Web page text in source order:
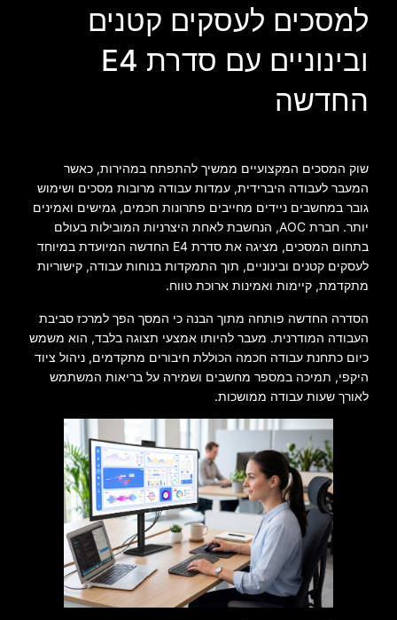
למסכים לעסקים קטנים
ובינוניים עם סדרת E4
החדשה
שוק המסכים המקצועיים ממשיך להתפתח במהירות, כאשר
המעבר לעבודה היברידית, עמדות עבודה מרובות מסכים ושימוש
גובר במחשבים ניידים מחייבים פתרונות חכמים, גמישים ואמינים
יותר. חברת AOC, הנחשבת לאחת היצרניות המובילות בעולם
בתחום המסכים, מציגה את סדרת E4 החדשה המיועדת במיוחד
לעסקים קטנים ובינוניים, תוך התמקדות בנוחות עבודה, קישוריות
מתקדמת, קיימות ואמינות ארוכת טווח.
הסדרה החדשה פותחה מתוך הבנה כי המסך הפך למרכז סביבת
העבודה המודרנית. מעבר להיותו אמצעי תצוגה בלבד, הוא משמש
כיום כתחנת עבודה חכמה הכוללת חיבורים מתקדמים, ניהול ציוד
היקפי, תמיכה במספר מחשבים ושמירה על בריאות המשתמש
לאורך שעות עבודה ממושכות.